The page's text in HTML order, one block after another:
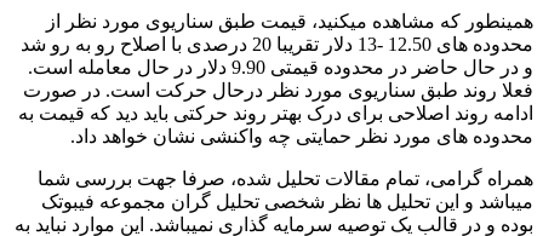
که مشاهده میکنید، قیمت طبق سناریوی مورد نظر از
محدوده های 12.50 -13 دلار تقریبا 20 درصدی با اصلاح رو به رو شد
و در حال حاضر در محدوده قیمتی 9.90 دلار در حال معامله است.
طبق سناریوی مورد نظر درحال حرکت است. در صورت
اصلاحی برای درک بهتر روند حرکتی باید دید که قیمت به
مورد نظر حمایتی چه واکنشی نشان خواهد داد.
تمام مقالات تحلیل شده، صرفا جهت بررسی شما
این تحلیل ها نظر شخصی تحلیل گران مجموعه فیبوتک
قالب یک توصیه سرمایه گذاری نمیباشد. این موارد نباید به